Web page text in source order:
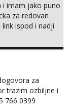
i imam jako puno
za redovan
link ispod i nadji
za
trazim ozbiljne i
766 0399